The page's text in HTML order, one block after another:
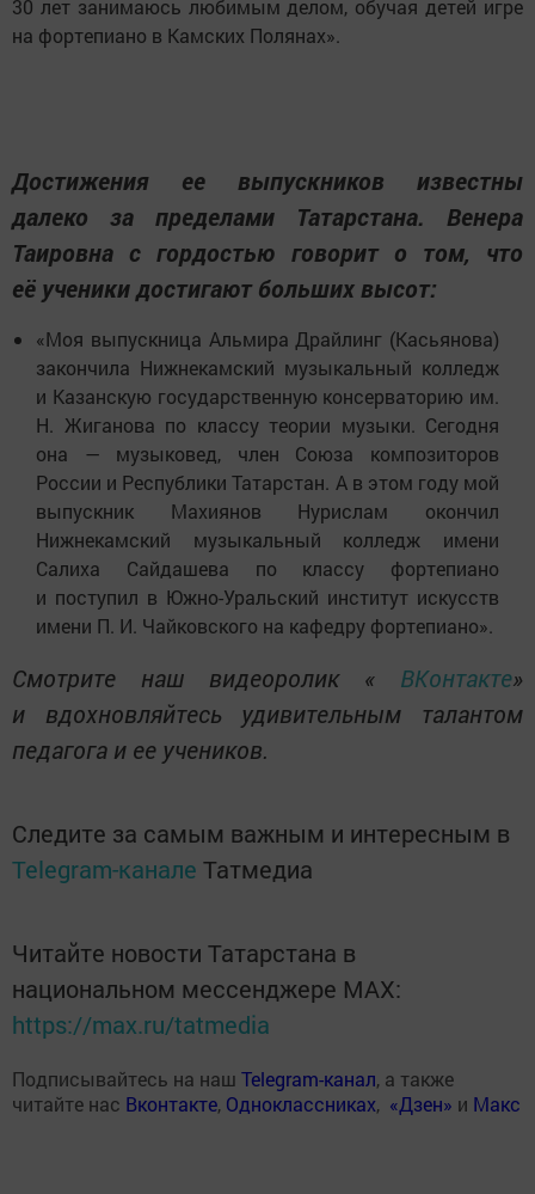
30 лет занимаюсь любимым делом, обучая детей игре
на фортепиано в Камских Полянах».
Достижения ее выпускников известны
далеко за пределами Татарстана. Венера
Таировна с гордостью говорит о том, что
её ученики достигают больших высот:
«Моя выпускница Альмира Драйлинг (Касьянова)
закончила Нижнекамский музыкальный колледж
и Казанскую государственную консерваторию им.
Н. Жиганова по классу теории музыки. Сегодня
она — музыковед, член Союза композиторов
России и Республики Татарстан. А в этом году мой
выпускник Махиянов Нурислам окончил
Нижнекамский музыкальный колледж имени
Салиха Сайдашева по классу фортепиано
и поступил в Южно-Уральский институт искусств
имени П. И. Чайковского на кафедру фортепиано».
Смотрите наш видеоролик « ВКонтакте»
и вдохновляйтесь удивительным талантом
педагога и ее учеников.
Следите за самым важным и интересным в
Telegram-канале Татмедиа
Читайте новости Татарстана в
национальном мессенджере MАХ:
https://max.ru/tatmedia
Подписывайтесь на наш Telegram-канал, а также
читайте нас Вконтакте, Одноклассниках, «Дзен» и Макс